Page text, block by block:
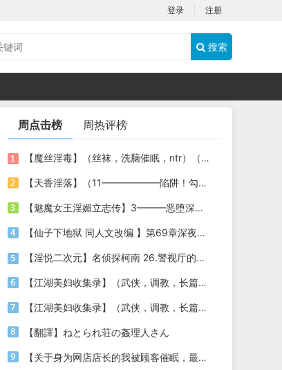
登录 注册
搜索
周点击榜 周热评榜
【魔丝淫毒】（丝袜，洗脑催眠，ntr）（24）（我不想）
【天香淫落】（11——————陷阱！勾结的警局调教（下））
【魅魔女王淫媚立志传】3———恶堕深渊的开端
【仙子下地狱 同人文改编 】第69章深夜窥淫戏 交心与交性(二)(纯爱+各种情趣玩法)
【淫悦二次元】名侦探柯南 26.警视厅的隐藏淫娃
【江湖美妇收集录】（武侠，调教，长篇）（6）（师娘篇）
【江湖美妇收集录】（武侠，调教，长篇）（13）（下山历练篇）
【翻譯】ねとられ荘の姦理人さん
【关于身为网店店长的我被顾客催眠，最终堕落为丝袜发情母狗这件事】（18～20）